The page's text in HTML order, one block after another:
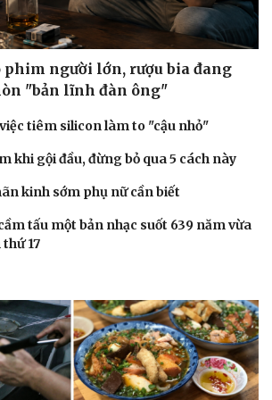
đưa TP.HCM thành thiên đường
hàng đầu thế giới
tế TP.HCM 2026 có quy mô lớn nhất
niệm Hòa bình tại Nhật Bản đón lượng